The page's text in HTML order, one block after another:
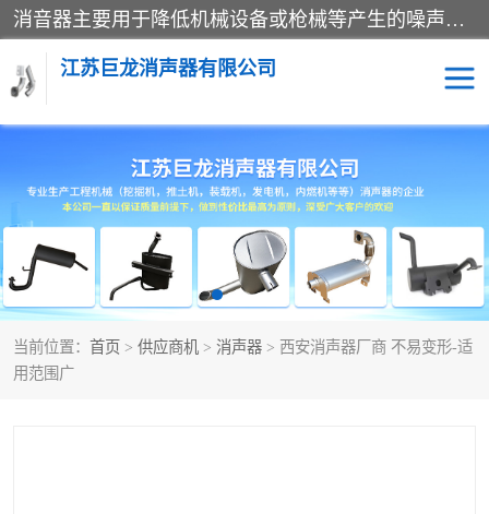
消音器主要用于降低机械设备或枪械等产生的噪声。它通过阻尼或增加排气面积来降低排气速度和功率，从而降低噪声。常见的消音器类型包括阻性消声器、抗性消声器、共振消声器以及阻抗复合式消声器等。这些消音器各有特点，适用于不同频率的噪声消除。
江苏巨龙消声器有限公司
当前位置： 首页 > 供应商机 > 消声器 > 西安消声器厂商 不易变形-适
用范围广
消声器